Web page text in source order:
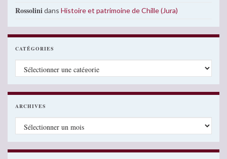
Rossolinidans Histoire et patrimoine de Chille (Jura)
CATÉGORIES
Catégories
ARCHIVES
Archives